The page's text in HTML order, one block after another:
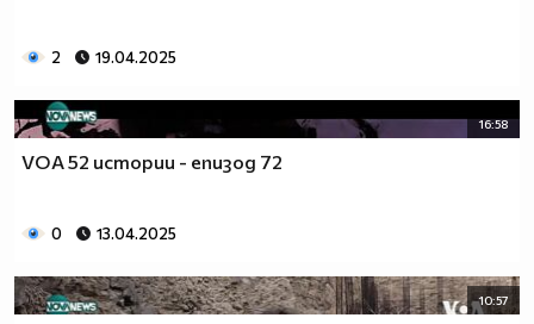
2 19.04.2025
16:58
VOA 52 истории - епизод 72
0 13.04.2025
10:57